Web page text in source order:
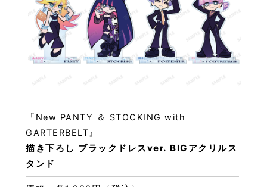
描き下ろし ブラックドレスver. BIGアクリルス
タンド
『New PANTY ＆ STOCKING with
GARTERBELT』